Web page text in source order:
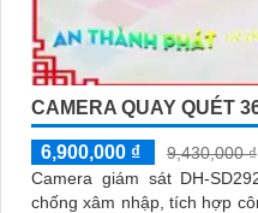
CAMERA QUAY QUÉT
6,900,000 ₫
9,430,000 ₫
Camera giám sát DH-
chống xâm nhập, tích hợp